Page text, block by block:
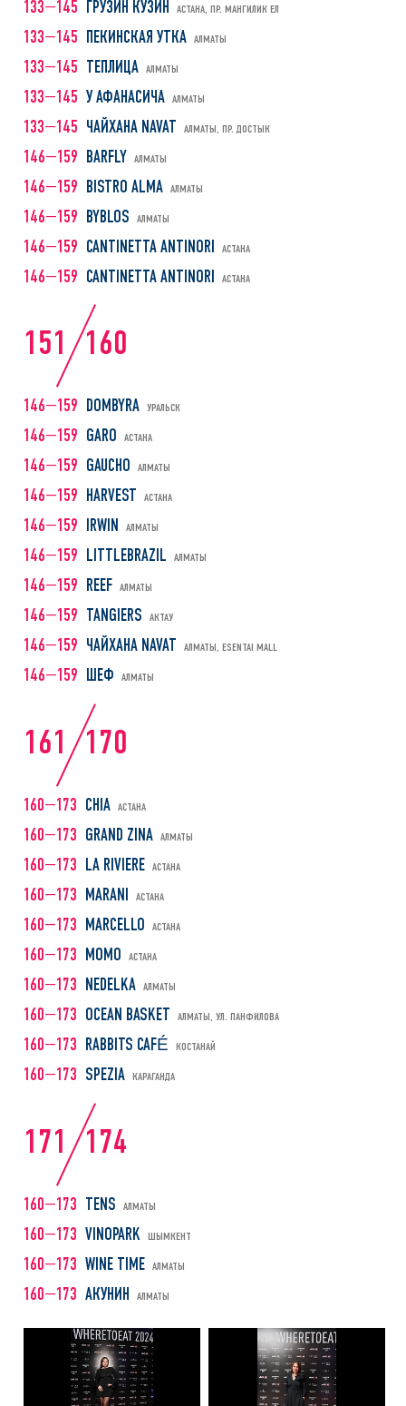
133—145 ГРУЗИН КУЗИН АСТАНА, ПР. МАНГИЛИК ЕЛ
133—145 ПЕКИНСКАЯ УТКА АЛМАТЫ
133—145 ТЕПЛИЦА АЛМАТЫ
133—145 У АФАНАСИЧА АЛМАТЫ
133—145 ЧАЙХАНА NAVAT АЛМАТЫ, ПР. ДОСТЫК
146—159 BARFLY АЛМАТЫ
146—159 BISTRO ALMA АЛМАТЫ
146—159 BYBLOS АЛМАТЫ
146—159 CANTINETTA ANTINORI АСТАНА
146—159 CANTINETTA ANTINORI АСТАНА
151 160
146—159 DOMBYRA УРАЛЬСК
146—159 GARO АСТАНА
146—159 GAUCHO АЛМАТЫ
146—159 HARVEST АСТАНА
146—159 IRWIN АЛМАТЫ
146—159 LITTLEBRAZIL АЛМАТЫ
146—159 REEF АЛМАТЫ
146—159 TANGIERS АКТАУ
146—159 ЧАЙХАНА NAVAT АЛМАТЫ, ESENTAI MALL
146—159 ШЕФ АЛМАТЫ
161 170
160—173 CHIA АСТАНА
160—173 GRAND ZINA АЛМАТЫ
160—173 LA RIVIERE АСТАНА
160—173 MARANI АСТАНА
160—173 MARCELLO АСТАНА
160—173 MOMO АСТАНА
160—173 NEDELKA АЛМАТЫ
160—173 OCEAN BASKET АЛМАТЫ, УЛ. ПАНФИЛОВА
160—173 RABBITS CAFÉ КОСТАНАЙ
160—173 SPEZIA КАРАГАНДА
171 174
160—173 TENS АЛМАТЫ
160—173 VINOPARK ШЫМКЕНТ
160—173 WINE TIME АЛМАТЫ
160—173 АКУНИН АЛМАТЫ